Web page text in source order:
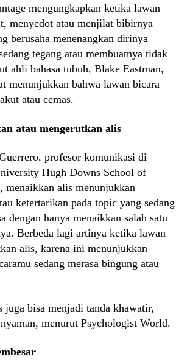
mengungkapkan ketika lawan
menyedot atau menjilat bibirnya
berusaha menenangkan dirinya
tegang atau membuatnya tidak
ahli bahasa tubuh, Blake Eastman,
menunjukkan bahwa lawan bicara
atau cemas.
atau mengerutkan alis
profesor komunikasi di
Hugh Downs School of
menaikkan alis menunjukkan
ketertarikan pada topic yang sedang
dengan hanya menaikkan salah satu
Berbeda lagi artinya ketika lawan
alis, karena ini menunjukkan
sedang merasa bingung atau
juga bisa menjadi tanda khawatir,
menurut Psychologist World.